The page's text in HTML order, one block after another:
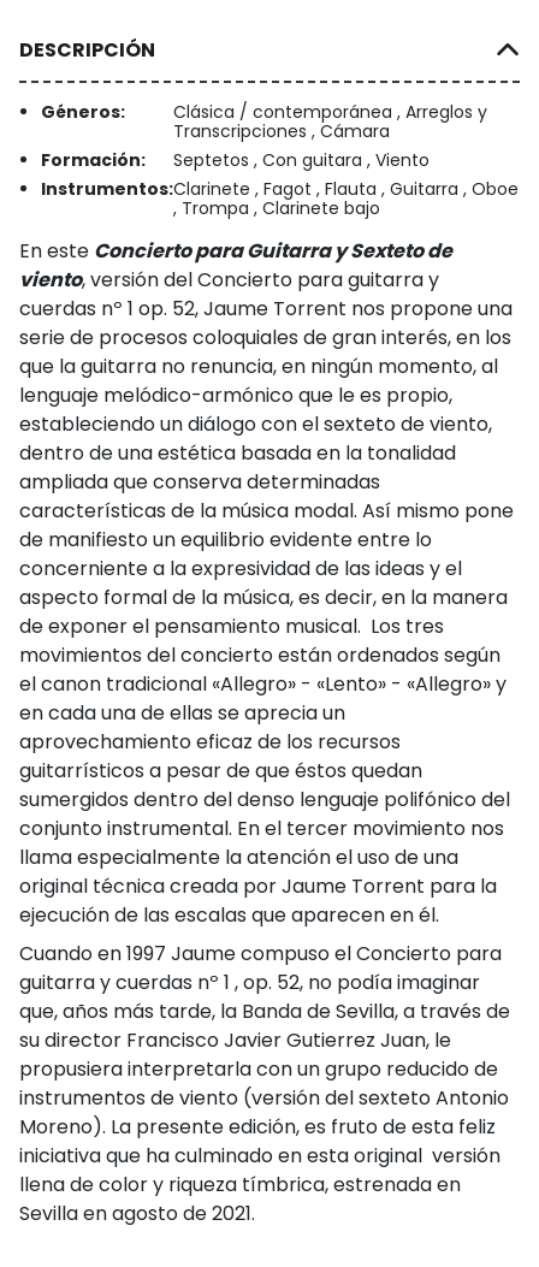
DESCRIPCIÓN
Géneros:
Clásica / contemporánea , Arreglos y
Transcripciones , Cámara
Formación:
Septetos , Con guitara , Viento
Instrumentos:Clarinete , Fagot , Flauta , Guitarra , Oboe
, Trompa , Clarinete bajo
En este Concierto para Guitarra y Sexteto de
viento, versión del Concierto para guitarra y
cuerdas nº 1 op. 52, Jaume Torrent nos propone una
serie de procesos coloquiales de gran interés, en los
que la guitarra no renuncia, en ningún momento, al
lenguaje melódico-armónico que le es propio,
estableciendo un diálogo con el sexteto de viento,
dentro de una estética basada en la tonalidad
ampliada que conserva determinadas
características de la música modal. Así mismo pone
de manifiesto un equilibrio evidente entre lo
concerniente a la expresividad de las ideas y el
aspecto formal de la música, es decir, en la manera
de exponer el pensamiento musical. Los tres
movimientos del concierto están ordenados según
el canon tradicional «Allegro» - «Lento» - «Allegro» y
en cada una de ellas se aprecia un
aprovechamiento eficaz de los recursos
guitarrísticos a pesar de que éstos quedan
sumergidos dentro del denso lenguaje polifónico del
conjunto instrumental. En el tercer movimiento nos
llama especialmente la atención el uso de una
original técnica creada por Jaume Torrent para la
ejecución de las escalas que aparecen en él.
Cuando en 1997 Jaume compuso el Concierto para
guitarra y cuerdas nº 1 , op. 52, no podía imaginar
que, años más tarde, la Banda de Sevilla, a través de
su director Francisco Javier Gutierrez Juan, le
propusiera interpretarla con un grupo reducido de
instrumentos de viento (versión del sexteto Antonio
Moreno). La presente edición, es fruto de esta feliz
iniciativa que ha culminado en esta original versión
llena de color y riqueza tímbrica, estrenada en
Sevilla en agosto de 2021.